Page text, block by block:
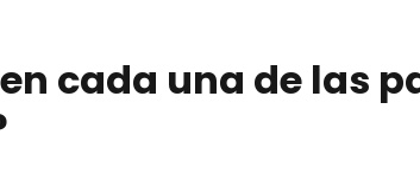
cada una de las